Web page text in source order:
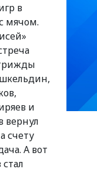
в
мячом.
и
вернул
счету
А вот